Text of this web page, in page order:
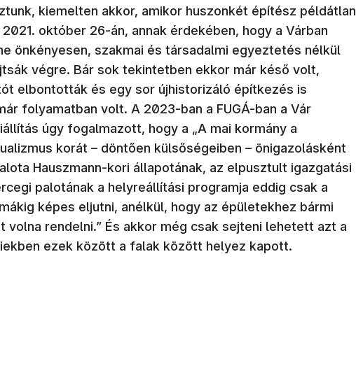
kiemelten akkor, amikor huszonkét építész példátlan
október 26-án, annak érdekében, hogy a Várban
önkényesen, szakmai és társadalmi egyeztetés nélkül
végre. Bár sok tekintetben ekkor már késő volt,
elbontották és egy sor újhistorizáló építkezés is
folyamatban volt. A 2023-ban a FUGÁ-ban a Vár
úgy fogalmazott, hogy a „A mai kormány a
korát – döntően külsőségeiben – önigazolásként
Hauszmann-kori állapotának, az elpusztult igazgatási
palotának a helyreállítási programja eddig csak a
képes eljutni, anélkül, hogy az épületekhez bármi
volna rendelni.” És akkor még csak sejteni lehetett azt a
ezek között a falak között helyez kapott.